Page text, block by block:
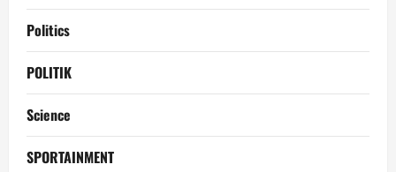
Politics
POLITIK
Science
SPORTAINMENT